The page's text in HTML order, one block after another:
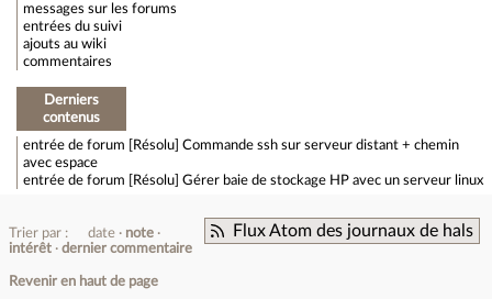
messages sur les forums
entrées du suivi
ajouts au wiki
commentaires
Derniers
contenus
entrée de forum
[Résolu] Commande ssh sur serveur distant + chemin
avec espace
entrée de forum
[Résolu] Gérer baie de stockage HP avec un serveur linux
Flux Atom des journaux de hals
Trier par : date
note
intérêt
dernier commentaire
Revenir en haut de page